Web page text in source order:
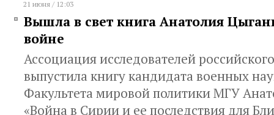
21 июня / 12:03
Вышла в свет книга Анатолия
войне
Ассоциация исследователей
выпустила книгу кандидата военных
Факультета мировой политики МГУ
«Война в Сирии и ее последствия для